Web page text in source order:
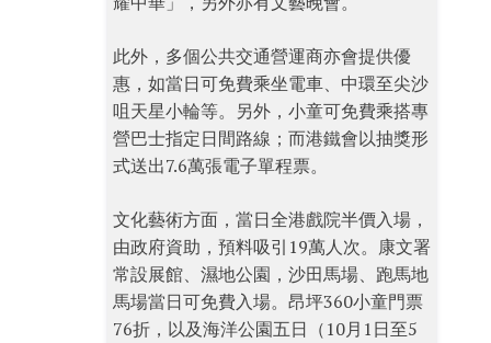
此外，多個公共交通營運商亦會提供優
惠，如當日可免費乘坐電車、中環至尖沙
咀天星小輪等。另外，小童可免費乘搭專
營巴士指定日間路線；而港鐵會以抽獎形
式送出7.6萬張電子單程票。
文化藝術方面，當日全港戲院半價入場，
由政府資助，預料吸引19萬人次。康文署
常設展館、濕地公園，沙田馬場、跑馬地
馬場當日可免費入場。昂坪360小童門票
76折，以及海洋公園五日（10月1日至5